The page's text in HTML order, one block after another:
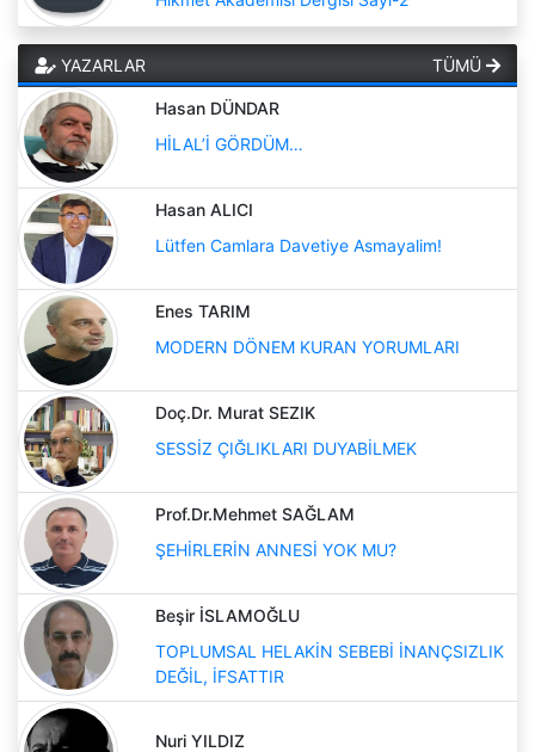
YAZARLAR TÜMÜ
Hasan DÜNDAR
HİLAL’İ GÖRDÜM…
Hasan ALICI
Lütfen Camlara Davetiye Asmayalim!
Enes TARIM
MODERN DÖNEM KURAN YORUMLARI
Doç.Dr. Murat SEZIK
SESSİZ ÇIĞLIKLARI DUYABİLMEK
Prof.Dr.Mehmet SAĞLAM
ŞEHİRLERİN ANNESİ YOK MU?
Beşir İSLAMOĞLU
TOPLUMSAL HELAKİN SEBEBİ İNANÇSIZLIK
DEĞİL, İFSATTIR
Nuri YILDIZ